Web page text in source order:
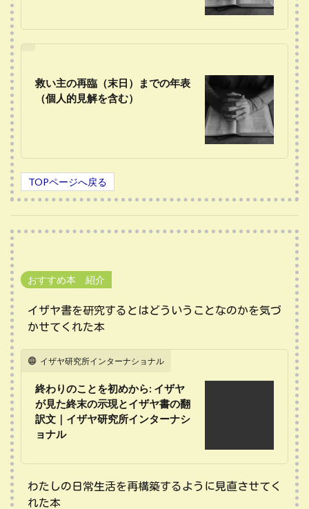
救い主の再臨（末日）までの年表
（個人的見解を含む）
TOPページへ戻る
おすすめ本 紹介
イザヤ書を研究するとはどういうことなのかを気づ
かせてくれた本
イザヤ研究所インターナショナル
終わりのことを初めから: イザヤ
が見た終末の示現とイザヤ書の翻
訳文｜イザヤ研究所インターナシ
ョナル
わたしの日常生活を再構築するように見直させてく
れた本